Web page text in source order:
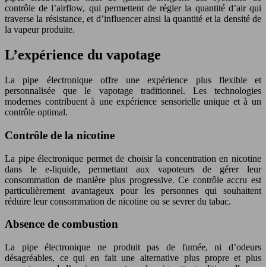
contrôle de l’airflow, qui permettent de régler la quantité d’air qui
traverse la résistance, et d’influencer ainsi la quantité et la densité de
la vapeur produite.
L’expérience du vapotage
La pipe électronique offre une expérience plus flexible et
personnalisée que le vapotage traditionnel. Les technologies
modernes contribuent à une expérience sensorielle unique et à un
contrôle optimal.
Contrôle de la nicotine
La pipe électronique permet de choisir la concentration en nicotine
dans le e-liquide, permettant aux vapoteurs de gérer leur
consommation de manière plus progressive. Ce contrôle accru est
particulièrement avantageux pour les personnes qui souhaitent
réduire leur consommation de nicotine ou se sevrer du tabac.
Absence de combustion
La pipe électronique ne produit pas de fumée, ni d’odeurs
désagréables, ce qui en fait une alternative plus propre et plus